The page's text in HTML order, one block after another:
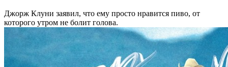
Джорж Клуни заявил, что ему просто нравится пиво, от
которого утром не болит голова.